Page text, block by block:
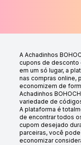
A Achadinhos
cupons de desconto
em um só lugar, a
nas compras online,
economizem de
Achadinhos
variedade de
A plataforma é
de encontrar todos
cupom desejado
parceiras, você
economizar